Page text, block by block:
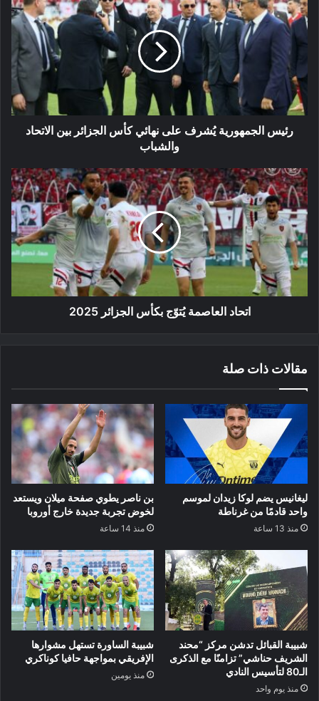
الجمهورية
يُشرف
على
نهائي
الجزائر
بين
الاتحاد
والشباب
رئيس الجمهورية يُشرف على نهائي كأس الجزائر بين الاتحاد
والشباب
اتحاد
العاصمة
يُتوّج
بكأس
الجزائر
2025
اتحاد العاصمة يُتوّج بكأس الجزائر 2025
مقالات ذات صلة
ليغانيس يضم لوكا زيدان لموسم
واحد قادمًا من غرناطة
منذ 13 ساعة
بن ناصر يطوي صفحة ميلان ويستعد
لخوض تجربة جديدة خارج أوروبا
منذ 14 ساعة
شبيبة القبائل تدشن مركز “محند
الشريف حناشي” تزامنًا مع الذكرى
الـ80 لتأسيس النادي
منذ يوم واحد
شبيبة الساورة تستهل مشوارها
الإفريقي بمواجهة حافيا كوناكري
منذ يومين